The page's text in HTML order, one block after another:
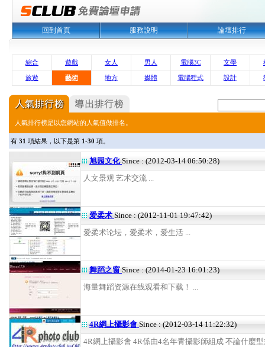
回到首頁 服務說明 論壇排行
綜合 遊戲 女人 男人 電腦3C 文學
旅遊 藝術 地方 媒體 電腦程式 設計
人氣排行榜是以您網站的人氣值做排名。
有 31 項結果，以下是第 1-30 項。
旭园文化Since : (2012-03-14 06:50:28)
人文景观 艺术交流 ...
爱柔术Since : (2012-11-01 19:47:42)
爱柔术论坛，爱柔术，爱生活 ...
舞蹈之窗 Since : (2014-01-23 16:01:23)
海量舞蹈资源在线观看和下载！ ...
4R網上攝影會 Since : (2012-03-14 11:22:32)
4R網上攝影會 4R係由4名年青攝影師組成 不論什麼